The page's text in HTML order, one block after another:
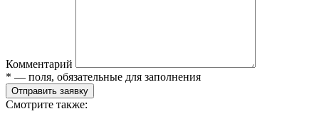
Комментарий
* — поля, обязательные для заполнения
Отправить заявку
Смотрите также: